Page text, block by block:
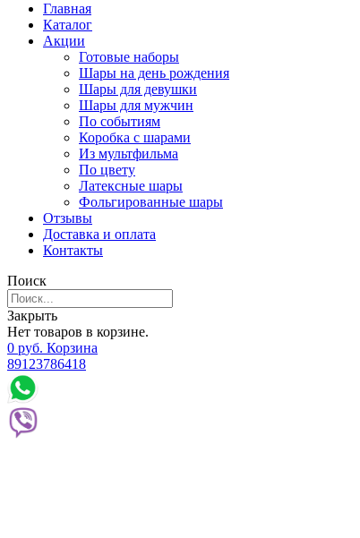
Главная
Каталог
Акции
Готовые наборы
Шары на день рождения
Шары для девушки
Шары для мужчин
По событиям
Коробка с шарами
Из мультфильма
По цвету
Латексные шары
Фольгированные шары
Отзывы
Доставка и оплата
Контакты
Поиск
Закрыть
Нет товаров в корзине.
0 руб. Корзина
89123786418